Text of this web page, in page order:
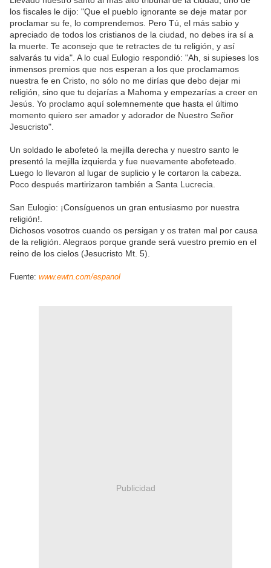
los fiscales le dijo: "Que el pueblo ignorante se deje matar por
proclamar su fe, lo comprendemos. Pero Tú, el más sabio y
apreciado de todos los cristianos de la ciudad, no debes ira sí a
la muerte. Te aconsejo que te retractes de tu religión, y así
salvarás tu vida". A lo cual Eulogio respondió: "Ah, si supieses los
inmensos premios que nos esperan a los que proclamamos
nuestra fe en Cristo, no sólo no me dirías que debo dejar mi
religión, sino que tu dejarías a Mahoma y empezarías a creer en
Jesús. Yo proclamo aquí solemnemente que hasta el último
momento quiero ser amador y adorador de Nuestro Señor
Jesucristo".
Un soldado le abofeteó la mejilla derecha y nuestro santo le
presentó la mejilla izquierda y fue nuevamente abofeteado.
Luego lo llevaron al lugar de suplicio y le cortaron la cabeza.
Poco después martirizaron también a Santa Lucrecia.
San Eulogio: ¡Consíguenos un gran entusiasmo por nuestra
religión!.
Dichosos vosotros cuando os persigan y os traten mal por causa
de la religión. Alegraos porque grande será vuestro premio en el
reino de los cielos (Jesucristo Mt. 5).
Fuente: www.ewtn.com/espanol
Publicidad